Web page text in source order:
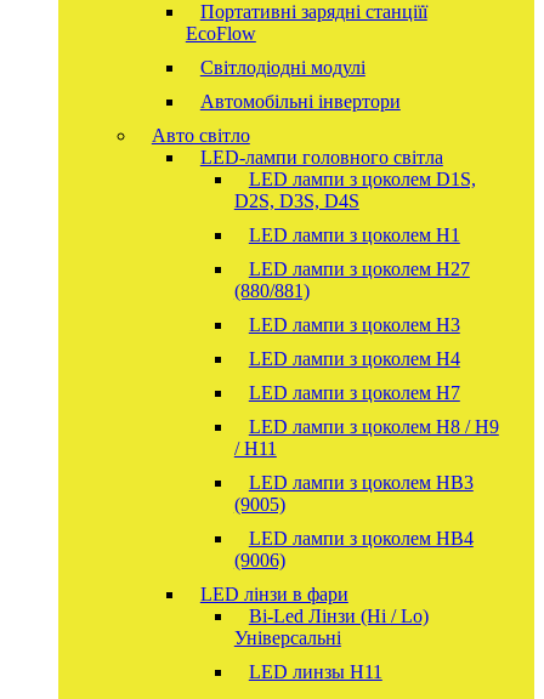
Портативні зарядні станціїї
EcoFlow
Світлодіодні модулі
Автомобільні інвертори
Авто світло
LED-лампи головного світла
LED лампи з цоколем D1S,
D2S, D3S, D4S
LED лампи з цоколем H1
LED лампи з цоколем H27
(880/881)
LED лампи з цоколем H3
LED лампи з цоколем H4
LED лампи з цоколем H7
LED лампи з цоколем H8 / H9
/ H11
LED лампи з цоколем HB3
(9005)
LED лампи з цоколем HB4
(9006)
LED лінзи в фари
Bi-Led Лінзи (Hi / Lo)
Універсальні
LED линзы H11